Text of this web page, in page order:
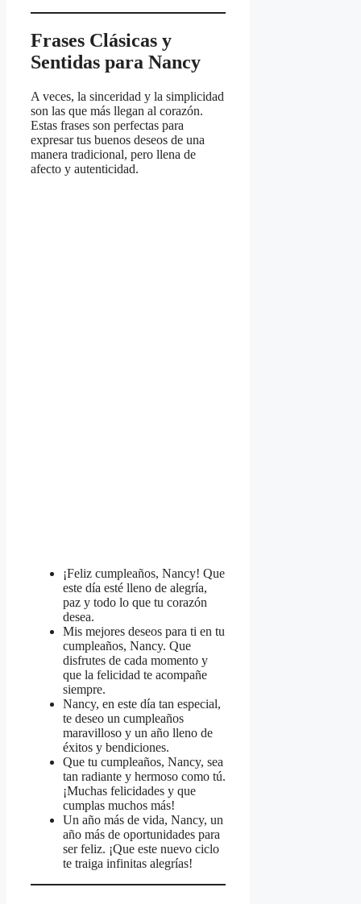
Frases Clásicas y
Sentidas para Nancy
A veces, la sinceridad y la simplicidad
son las que más llegan al corazón.
Estas frases son perfectas para
expresar tus buenos deseos de una
manera tradicional, pero llena de
afecto y autenticidad.
¡Feliz cumpleaños, Nancy! Que
este día esté lleno de alegría,
paz y todo lo que tu corazón
desea.
Mis mejores deseos para ti en tu
cumpleaños, Nancy. Que
disfrutes de cada momento y
que la felicidad te acompañe
siempre.
Nancy, en este día tan especial,
te deseo un cumpleaños
maravilloso y un año lleno de
éxitos y bendiciones.
Que tu cumpleaños, Nancy, sea
tan radiante y hermoso como tú.
¡Muchas felicidades y que
cumplas muchos más!
Un año más de vida, Nancy, un
año más de oportunidades para
ser feliz. ¡Que este nuevo ciclo
te traiga infinitas alegrías!